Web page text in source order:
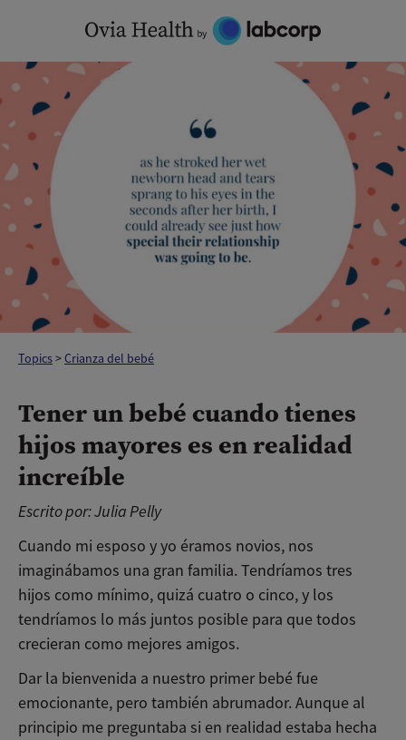
content
Topics>Crianza del bebé
Tener un bebé cuando tienes
hijos mayores es en realidad
increíble
Escrito por: Julia Pelly
Cuando mi esposo y yo éramos novios, nos
imaginábamos una gran familia. Tendríamos tres
hijos como mínimo, quizá cuatro o cinco, y los
tendríamos lo más juntos posible para que todos
crecieran como mejores amigos.
Dar la bienvenida a nuestro primer bebé fue
emocionante, pero también abrumador. Aunque al
principio me preguntaba si en realidad estaba hecha